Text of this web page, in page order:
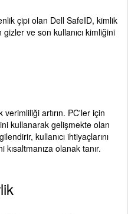
çipi olan Dell SafeID, kimlik
gizler ve son kullanıcı kimliğini
artırın. PC'ler için
kullanarak gelişmekte olan
kullanıcı ihtiyaçlarını
olanak tanır.